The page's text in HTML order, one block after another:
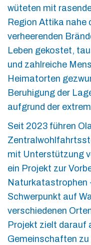
wüteten mit
Region Attika nahe
verheerenden
Leben gekostet,
und zahlreiche
Heimatorten
Beruhigung der
aufgrund der
Seit 2023 führen
mit Unterstützung
ein Projekt zur
Naturkatastrophen
Schwerpunkt auf
verschiedenen
Projekt zielt darauf
Gemeinschaften